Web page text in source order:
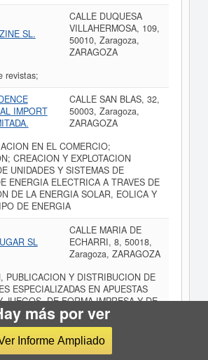
SL.
CALLE DUQUESA
VILLAHERMOSA, 109,
50010, Zaragoza,
ZARAGOZA
revistas;
IMPORT
CALLE SAN BLAS, 32,
50003, Zaragoza,
ZARAGOZA
EN EL COMERCIO;
CREACION Y EXPLOTACION
UNIDADES Y SISTEMAS DE
ENERGIA ELECTRICA A TRAVES DE
DE LA ENERGIA SOLAR, EOLICA Y
DE ENERGIA
SL
CALLE MARIA DE
ECHARRI, 8, 50018,
Zaragoza, ZARAGOZA
PUBLICACION Y DISTRIBUCION DE
ESPECIALIZADAS EN APUESTAS
JUEGOS, DE FORMA IMPRESA Y DE
B) INGRESOS POR
INFORMATICA Y GESTION Y
EN
más por ver
Informe Ampliado